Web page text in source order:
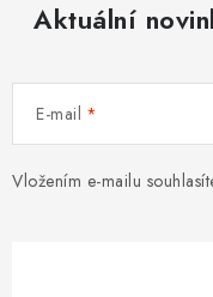
Aktuální
E-mail
Vložením e-mailu